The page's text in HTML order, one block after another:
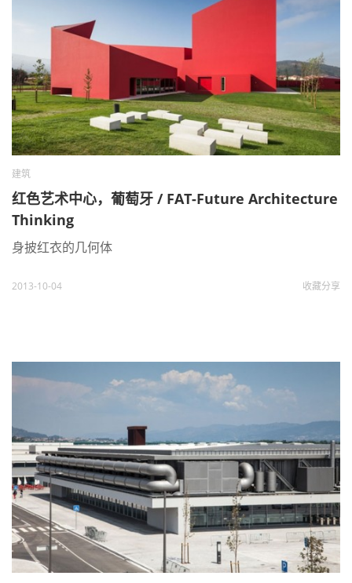
建筑
红色艺术中心，葡萄牙 / FAT-Future Architecture
Thinking
身披红衣的几何体
2013-10-04 收藏分享